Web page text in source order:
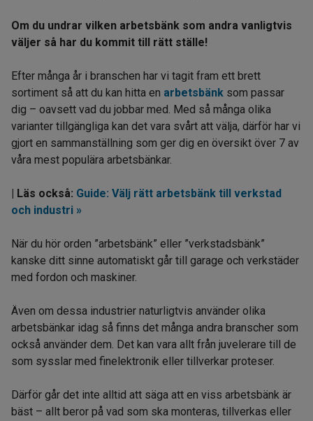
Om du undrar vilken arbetsbänk som andra vanligtvis
väljer så har du kommit till rätt ställe!
Efter många år i branschen har vi tagit fram ett brett
sortiment så att du kan hitta en arbetsbänk som passar
dig – oavsett vad du jobbar med. Med så många olika
varianter tillgängliga kan det vara svårt att välja, därför har vi
gjort en sammanställning som ger dig en översikt över 7 av
våra mest populära arbetsbänkar.
| Läs också: Guide: Välj rätt arbetsbänk till verkstad
och industri »
När du hör orden ”arbetsbänk” eller ”verkstadsbänk”
kanske ditt sinne automatiskt går till garage och verkstäder
med fordon och maskiner.
Även om dessa industrier naturligtvis använder olika
arbetsbänkar idag så finns det många andra branscher som
också använder dem. Det kan vara allt från juvelerare till de
som sysslar med finelektronik eller tillverkar proteser.
Därför går det inte alltid att säga att en viss arbetsbänk är
bäst – allt beror på vad som ska monteras, tillverkas eller